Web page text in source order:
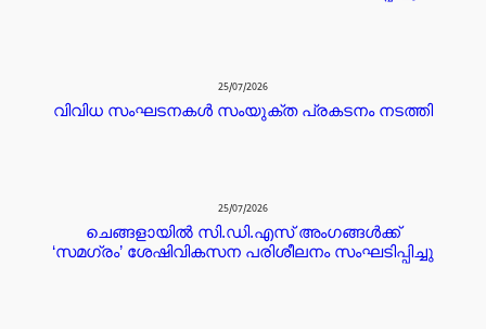
25/07/2026
വിവിധ സംഘടനകൾ സംയുക്ത പ്രകടനം നടത്തി
25/07/2026
ചെങ്ങളായിൽ സി.ഡി.എസ് അംഗങ്ങൾക്ക്
‘സമഗ്രം’ ശേഷിവികസന പരിശീലനം സംഘടിപ്പിച്ചു